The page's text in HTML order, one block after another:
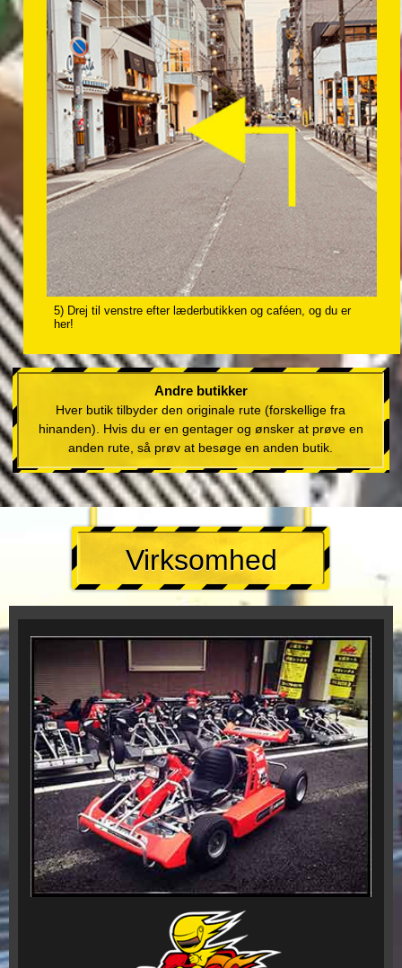
5) Drej til venstre efter læderbutikken og caféen, og du er
her!
Andre butikker
Hver butik tilbyder den originale rute (forskellige fra
hinanden). Hvis du er en gentager og ønsker at prøve en
anden rute, så prøv at besøge en anden butik.
Virksomhed